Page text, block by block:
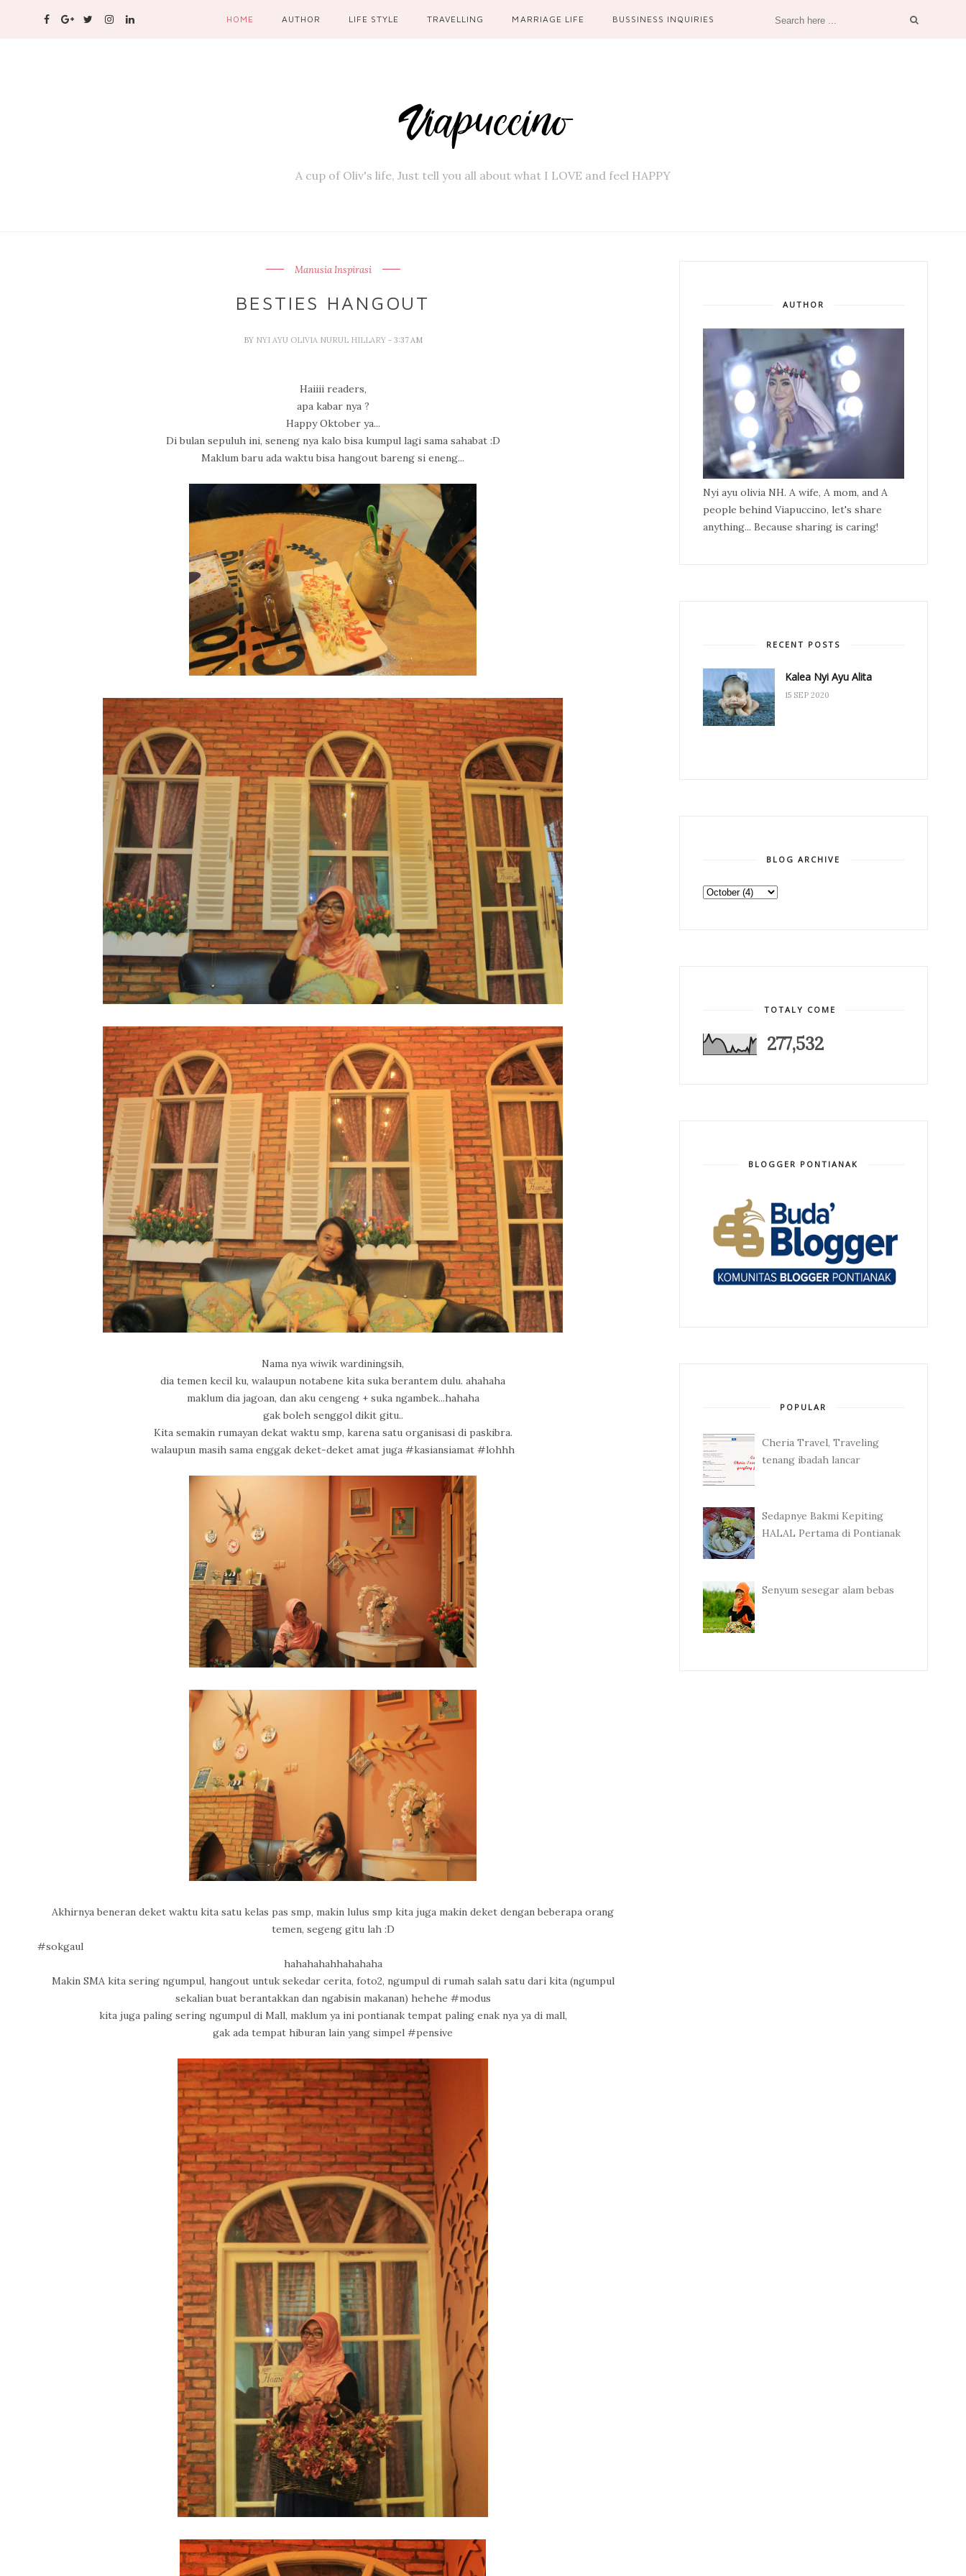
HOME AUTHOR LIFE STYLE TRAVELLING MARRIAGE LIFE BUSSINESS INQUIRIES
A cup of Oliv's life, Just tell you all about what I LOVE and feel HAPPY
Manusia Inspirasi
BESTIES HANGOUT
BY NYI AYU OLIVIA NURUL HILLARY - 3:37 AM
Haiiii readers,
apa kabar nya ?
Happy Oktober ya...
Di bulan sepuluh ini, seneng nya kalo bisa kumpul lagi sama sahabat :D
Maklum baru ada waktu bisa hangout bareng si eneng...
Nama nya wiwik wardiningsih,
dia temen kecil ku, walaupun notabene kita suka berantem dulu. ahahaha
maklum dia jagoan, dan aku cengeng + suka ngambek...hahaha
gak boleh senggol dikit gitu..
Kita semakin rumayan dekat waktu smp, karena satu organisasi di paskibra.
walaupun masih sama enggak deket-deket amat juga #kasiansiamat #lohhh
Akhirnya beneran deket waktu kita satu kelas pas smp, makin lulus smp kita juga makin deket dengan beberapa orang
temen, segeng gitu lah :D
#sokgaul
hahahahahhahahaha
Makin SMA kita sering ngumpul, hangout untuk sekedar cerita, foto2, ngumpul di rumah salah satu dari kita (ngumpul
sekalian buat berantakkan dan ngabisin makanan) hehehe #modus
kita juga paling sering ngumpul di Mall, maklum ya ini pontianak tempat paling enak nya ya di mall,
gak ada tempat hiburan lain yang simpel #pensive
AUTHOR
Nyi ayu olivia NH. A wife, A mom, and A
people behind Viapuccino, let's share
anything... Because sharing is caring!
RECENT POSTS
Kalea Nyi Ayu Alita
15 SEP 2020
BLOG ARCHIVE
TOTALY COME
277,532
BLOGGER PONTIANAK
POPULAR
Cheria Travel, Traveling
tenang ibadah lancar
Sedapnye Bakmi Kepiting
HALAL Pertama di Pontianak
Senyum sesegar alam bebas